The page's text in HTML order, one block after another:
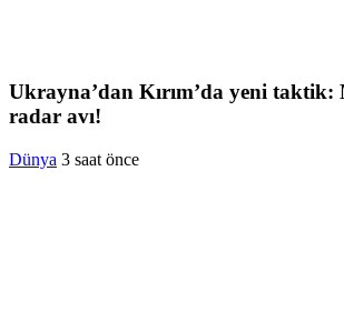
Ukrayna’dan Kırım’da yeni
radar avı!
Dünya 3 saat önce